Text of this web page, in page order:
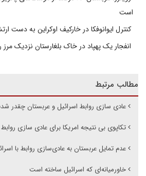
است
کنترل ایوانوفکا در خارکیف اوکراین به دست
انفجار یک پهپاد در خاک بلغارستان نزدیک مرز
مطالب مرتبط
عادی سازی روابط اسرائیل و عربستان چقدر
تکاپوی بی نتیجه امریکا برای عادی سازی
عدم تمایل عربستان به عادی‌سازی روابط با
خاورمیانه‌ای که اسرائیل ساخته است